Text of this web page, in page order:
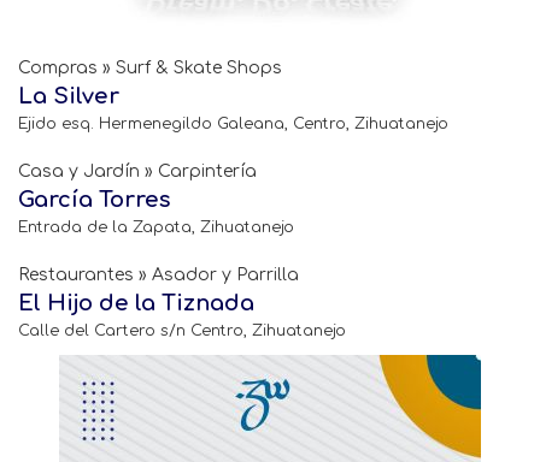
Compras » Surf & Skate Shops
La Silver
Ejido esq. Hermenegildo Galeana, Centro, Zihuatanejo
Casa y Jardín » Carpintería
García Torres
Entrada de la Zapata, Zihuatanejo
Restaurantes » Asador y Parrilla
El Hijo de la Tiznada
Calle del Cartero s/n Centro, Zihuatanejo